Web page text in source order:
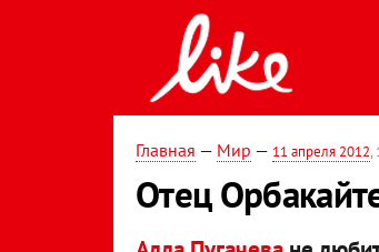
Главная — Мир — 11 апреля 2012,
Отец